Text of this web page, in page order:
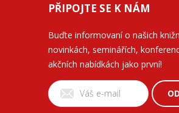
PŘIPOJTE SE K NÁM
Buďte informovaní o našich
novinkách, seminářích,
akčních nabídkách jako první!